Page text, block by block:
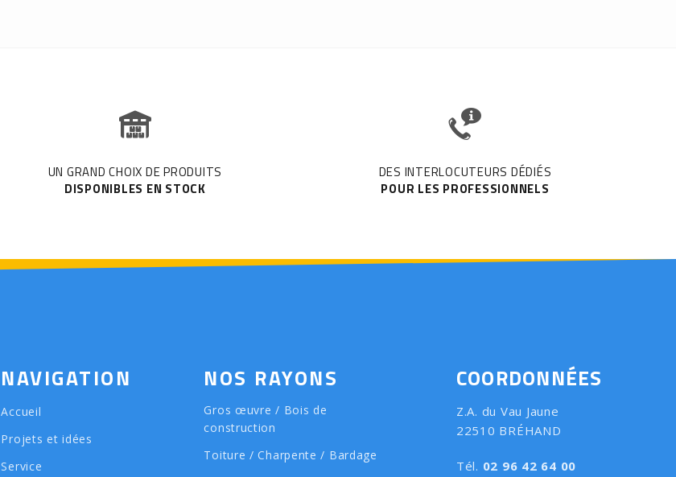
UN GRAND CHOIX DE PRODUITS
DISPONIBLES EN STOCK
DES INTERLOCUTEURS DÉDIÉS
POUR LES PROFESSIONNELS
NAVIGATION
Accueil
Projets et idées
Service
NOS RAYONS
Gros œuvre / Bois de
construction
Toiture / Charpente / Bardage
COORDONNÉES
Z.A. du Vau Jaune
22510 BRÉHAND
Tél. 02 96 42 64 00